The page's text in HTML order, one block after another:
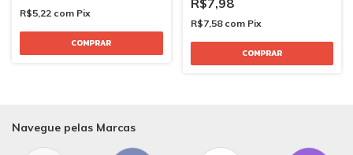
R$5,22 com Pix
R$7,98
R$7,58 com Pix
Navegue pelas Marcas